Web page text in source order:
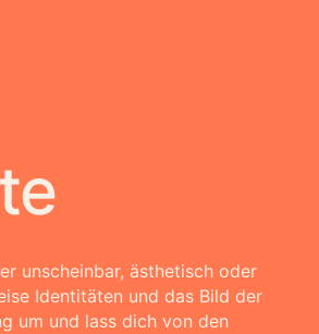
unscheinbar, ästhetisch oder
Identitäten und das Bild der
um und lass dich von den